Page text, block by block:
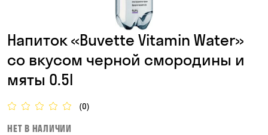
Напиток «Buvette Vitamin Water»
со вкусом черной смородины и
мяты 0.5l
(0)
НЕТ В НАЛИЧИИ